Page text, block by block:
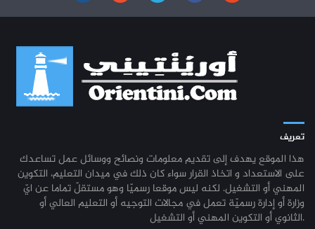
تعريف
هذا الموقع يهدف إلى تقديم معلومات ونصائح ووسائل عمل تساعدك
على الاستعداد و اتخاذ القرار سواء كان ذلك في ميدان التعليم، التكوين
المهني أو التشغيل. لكنه ليس موقعا رسميّا وهو مستقلّ تماما عن ايّ
وزارة أو إدارة رسميّة تعمل في مجالات التوجيه أو التعليم العالي أو
الثانوي أو التكوين المهني أو التشغيل.